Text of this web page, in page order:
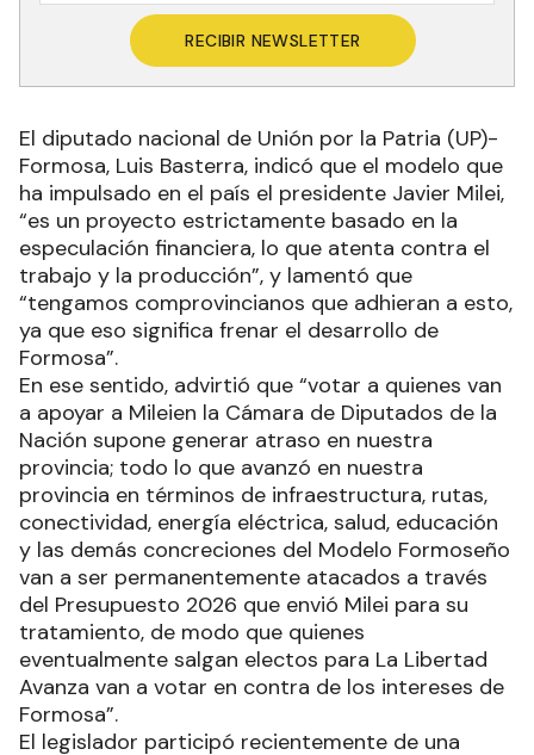
RECIBIR NEWSLETTER
El diputado nacional de Unión por la Patria (UP)-
Formosa, Luis Basterra, indicó que el modelo que
ha impulsado en el país el presidente Javier Milei,
“es un proyecto estrictamente basado en la
especulación financiera, lo que atenta contra el
trabajo y la producción”, y lamentó que
“tengamos comprovincianos que adhieran a esto,
ya que eso significa frenar el desarrollo de
Formosa”.
En ese sentido, advirtió que “votar a quienes van
a apoyar a Mileien la Cámara de Diputados de la
Nación supone generar atraso en nuestra
provincia; todo lo que avanzó en nuestra
provincia en términos de infraestructura, rutas,
conectividad, energía eléctrica, salud, educación
y las demás concreciones del Modelo Formoseño
van a ser permanentemente atacados a través
del Presupuesto 2026 que envió Milei para su
tratamiento, de modo que quienes
eventualmente salgan electos para La Libertad
Avanza van a votar en contra de los intereses de
Formosa”.
El legislador participó recientemente de una